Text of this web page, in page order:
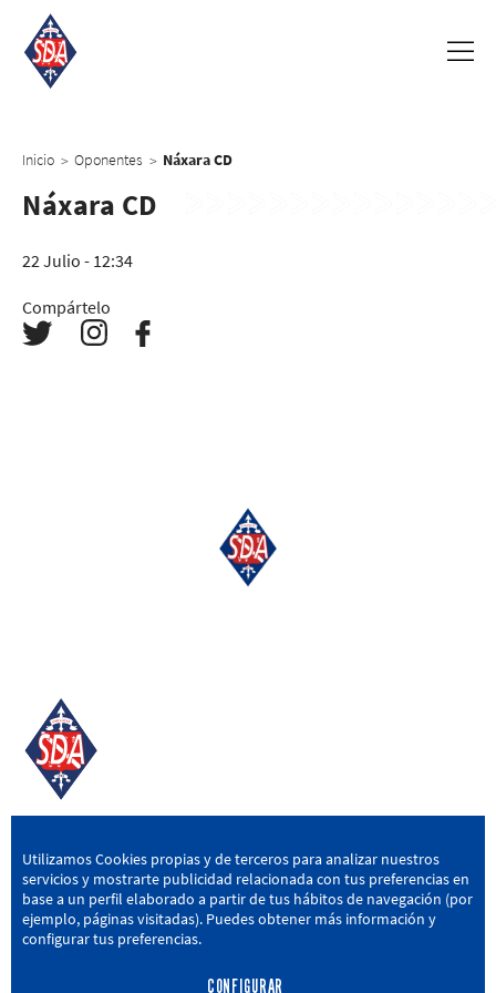
Inicio > Oponentes > Náxara CD
Náxara CD
22 Julio - 12:34
Compártelo
SD AMOREBIETA
San Miguel Kalea, 16, 48340 Amorebieta, Bizkaia
946 604 751 | sda@sdamorebieta.eus
Utilizamos Cookies propias y de terceros para analizar nuestros
servicios y mostrarte publicidad relacionada con tus preferencias en
base a un perfil elaborado a partir de tus hábitos de navegación (por
ejemplo, páginas visitadas). Puedes obtener más información y
configurar tus preferencias.
CONFIGURAR